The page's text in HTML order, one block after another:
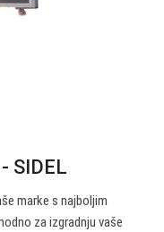
SIDEL
marke s najboljim
za izgradnju vaše